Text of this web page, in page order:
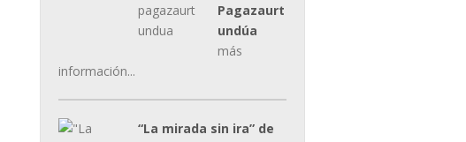
Pagazaurt
undúa
más
información...
“La mirada sin ira” de